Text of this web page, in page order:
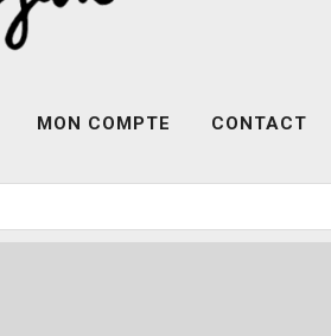
MON COMPTE CONTACT